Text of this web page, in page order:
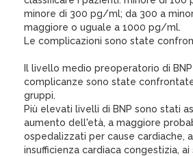
minore di 300 pg/ml; da 300 a
maggiore o uguale a 1000 pg/ml.
Le complicazioni sono state
Il livello medio preoperatorio di
complicanze sono state
gruppi.
Più elevati livelli di BNP sono stati
aumento dell'età, a maggiore
ospedalizzati per cause cardiache,
insufficienza cardiaca congestizia,